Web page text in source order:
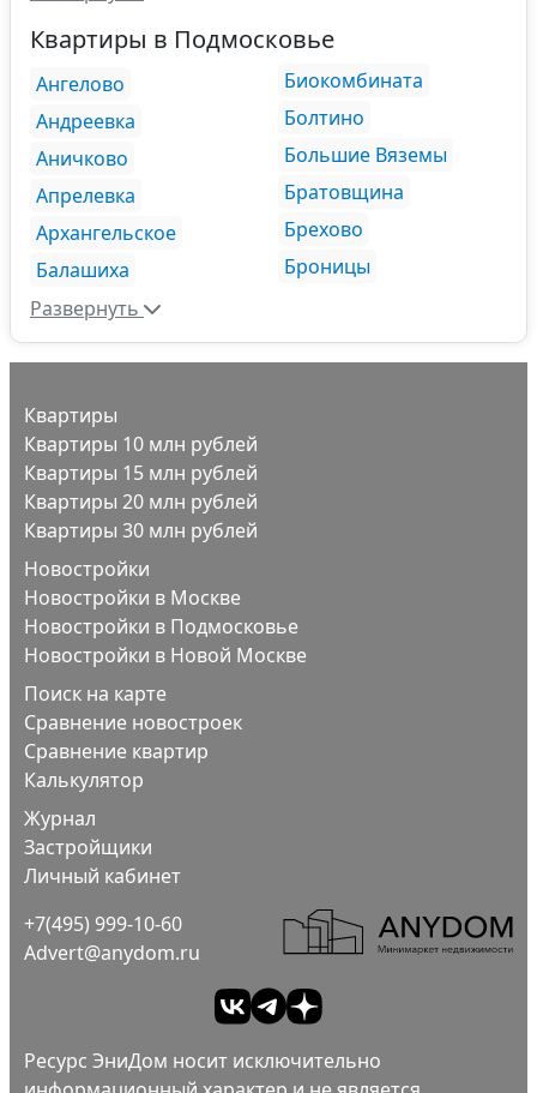
Квартиры в Подмосковье
Ангелово
Андреевка
Аничково
Апрелевка
Архангельское
Балашиха
Биокомбината
Болтино
Большие Вяземы
Братовщина
Брехово
Броницы
Развернуть
Квартиры
Квартиры 10 млн рублей
Квартиры 15 млн рублей
Квартиры 20 млн рублей
Квартиры 30 млн рублей
Новостройки
Новостройки в Москве
Новостройки в Подмосковье
Новостройки в Новой Москве
Поиск на карте
Сравнение новостроек
Сравнение квартир
Калькулятор
Журнал
Застройщики
Личный кабинет
+7(495) 999-10-60
Advert@anydom.ru
Ресурс ЭниДом носит исключительно